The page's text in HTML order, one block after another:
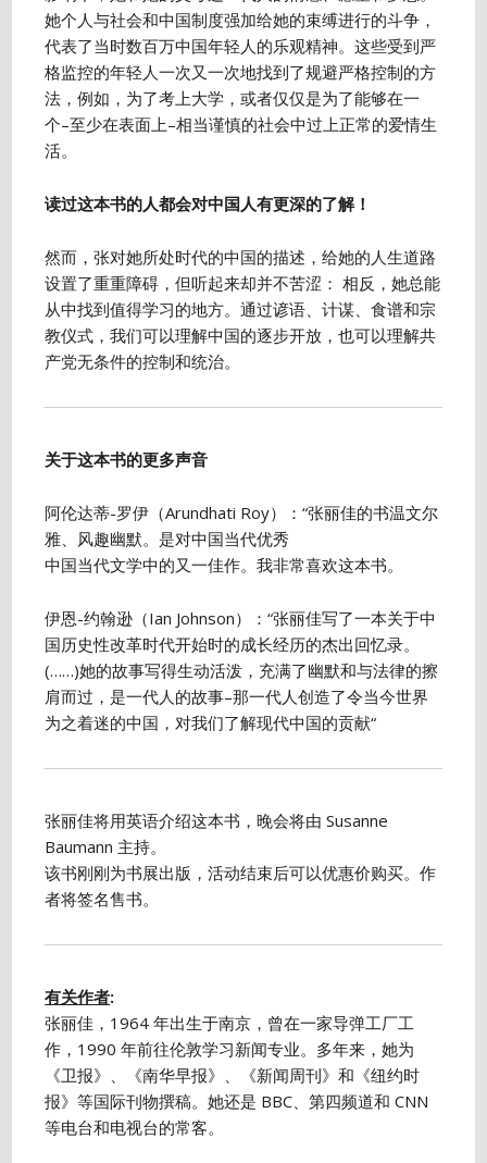
她个人与社会和中国制度强加给她的束缚进行的斗争，
代表了当时数百万中国年轻人的乐观精神。这些受到严
格监控的年轻人一次又一次地找到了规避严格控制的方
法，例如，为了考上大学，或者仅仅是为了能够在一
个–至少在表面上–相当谨慎的社会中过上正常的爱情生
活。
读过这本书的人都会对中国人有更深的了解！
然而，张对她所处时代的中国的描述，给她的人生道路
设置了重重障碍，但听起来却并不苦涩： 相反，她总能
从中找到值得学习的地方。通过谚语、计谋、食谱和宗
教仪式，我们可以理解中国的逐步开放，也可以理解共
产党无条件的控制和统治。
关于这本书的更多声音
阿伦达蒂-罗伊（Arundhati Roy）：“张丽佳的书温文尔
雅、风趣幽默。是对中国当代优秀
中国当代文学中的又一佳作。我非常喜欢这本书。
伊恩-约翰逊（Ian Johnson）：“张丽佳写了一本关于中
国历史性改革时代开始时的成长经历的杰出回忆录。
(……)她的故事写得生动活泼，充满了幽默和与法律的擦
肩而过，是一代人的故事–那一代人创造了令当今世界
为之着迷的中国，对我们了解现代中国的贡献“
张丽佳将用英语介绍这本书，晚会将由 Susanne
Baumann 主持。
该书刚刚为书展出版，活动结束后可以优惠价购买。作
者将签名售书。
有关作者:
张丽佳，1964 年出生于南京，曾在一家导弹工厂工
作，1990 年前往伦敦学习新闻专业。多年来，她为
《卫报》、《南华早报》、《新闻周刊》和《纽约时
报》等国际刊物撰稿。她还是 BBC、第四频道和 CNN
等电台和电视台的常客。